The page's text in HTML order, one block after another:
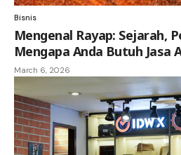
Bisnis
Mengenal Rayap: Sejarah,
Mengapa Anda Butuh Jasa
March 6, 2026